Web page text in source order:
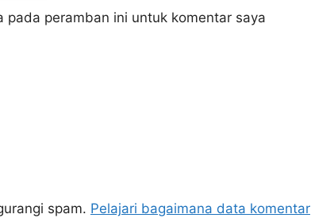
peramban ini untuk komentar saya
spam. Pelajari bagaimana data komentar